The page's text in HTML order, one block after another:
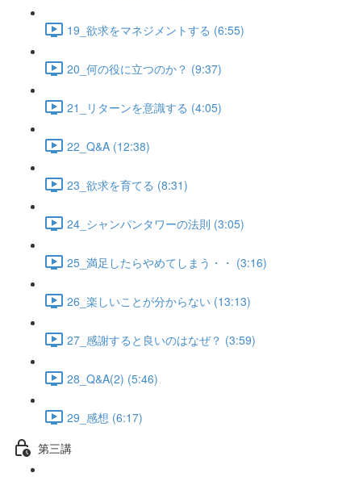
19_欲求をマネジメントする (6:55)
20_何の役に立つのか？ (9:37)
21_リターンを意識する (4:05)
22_Q&A (12:38)
23_欲求を育てる (8:31)
24_シャンパンタワーの法則 (3:05)
25_満足したらやめてしまう・・ (3:16)
26_楽しいことが分からない (13:13)
27_感謝すると良いのはなぜ？ (3:59)
28_Q&A(2) (5:46)
29_感想 (6:17)
第三講